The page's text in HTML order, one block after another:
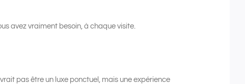
avez vraiment besoin, à chaque visite.
pas être un luxe ponctuel, mais une expérience